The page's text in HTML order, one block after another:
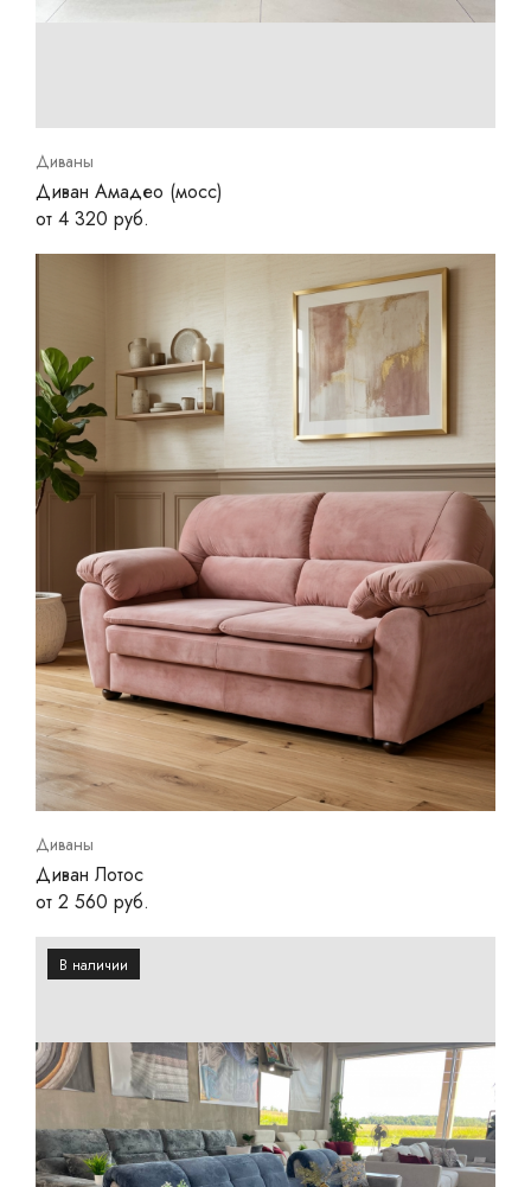
Диваны
Диван Амадео (мосс)
от 4 320 руб.
Диваны
Диван Лотос
от 2 560 руб.
В наличии